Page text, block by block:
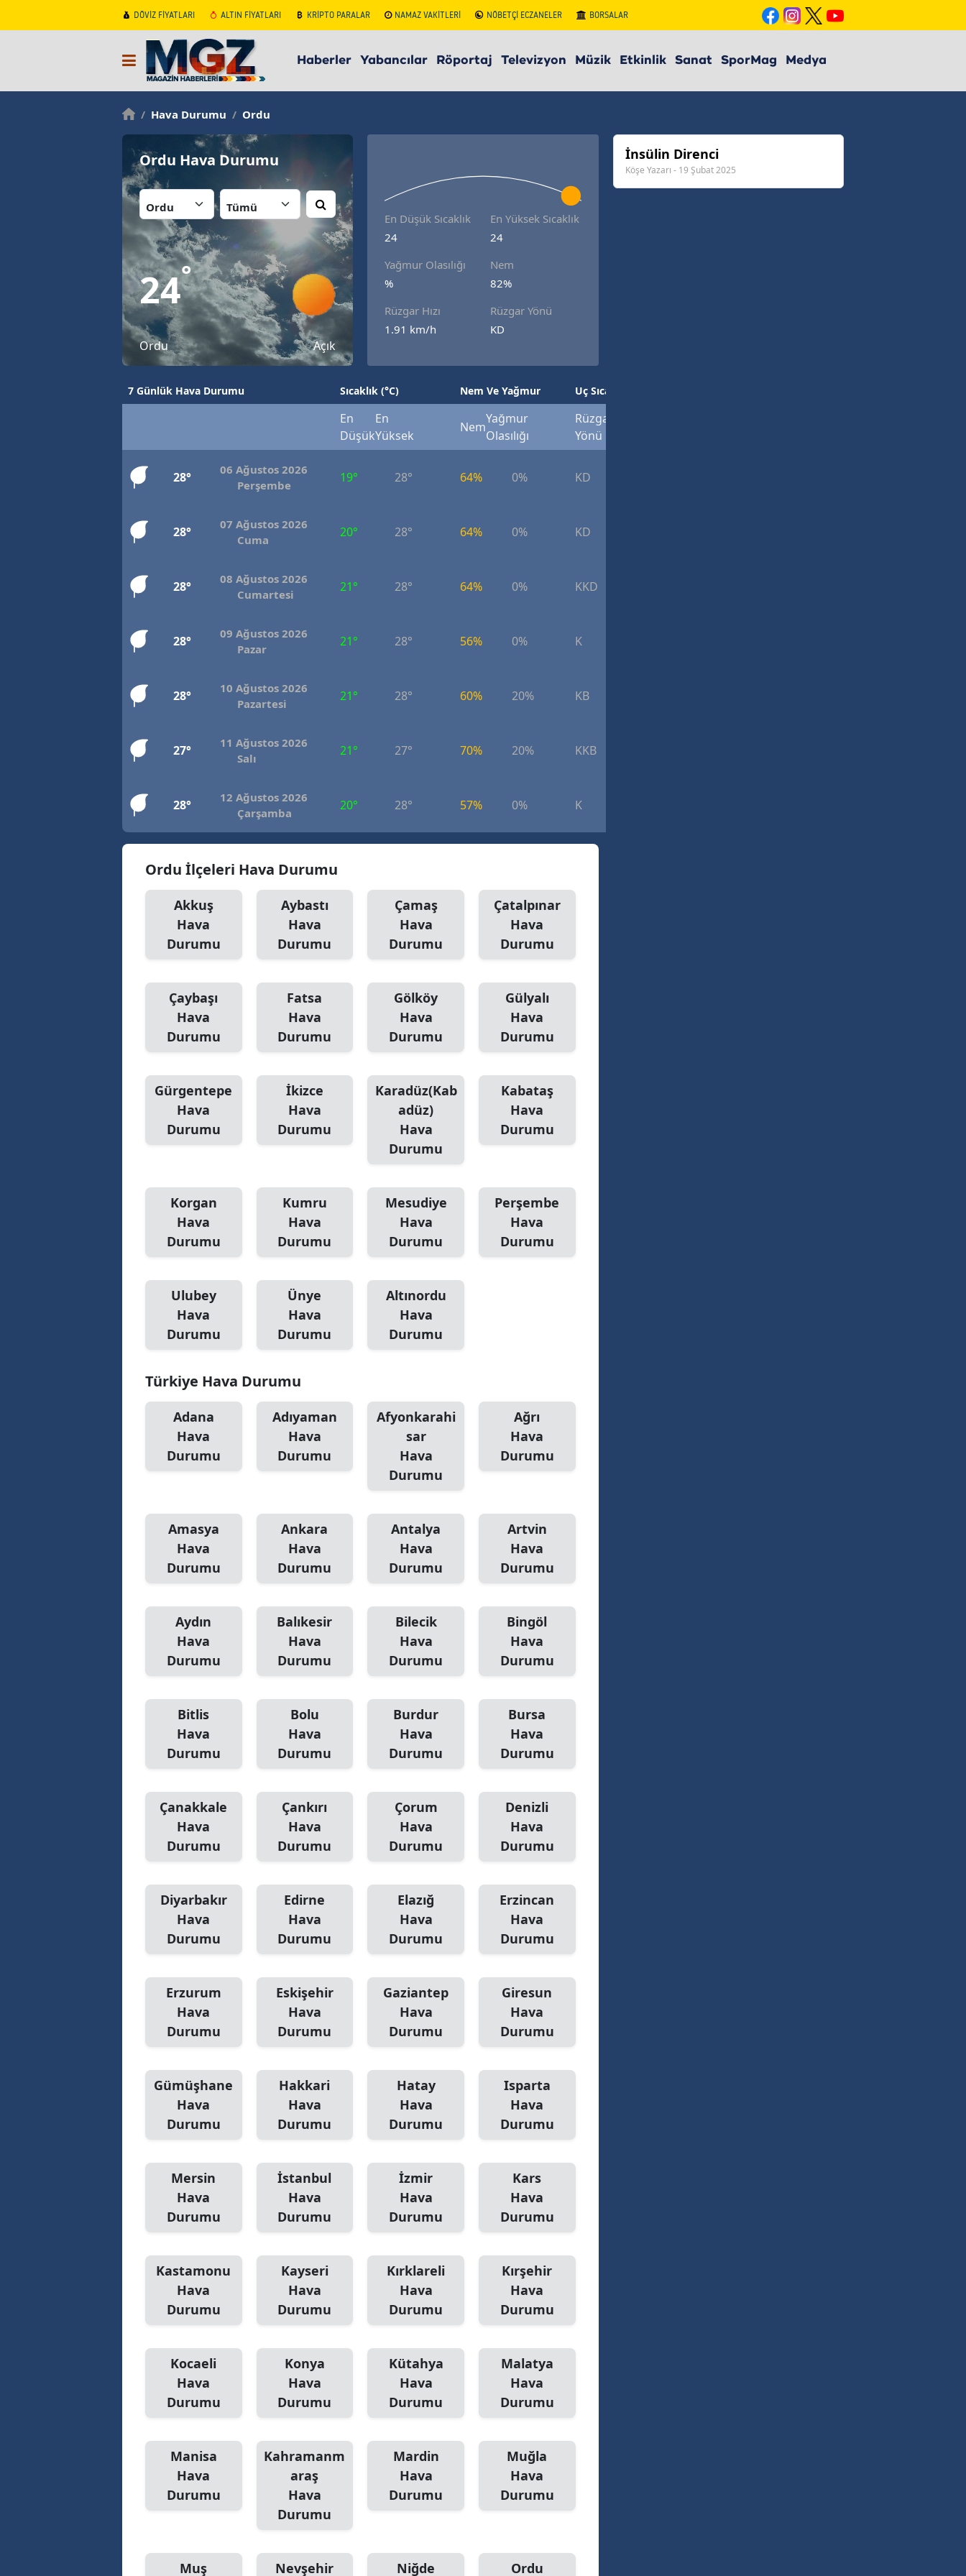
DÖVİZ FİYATLARI ALTIN FİYATLARI KRİPTO PARALAR NAMAZ VAKİTLERİ NÖBETÇİ ECZANELER BORSALAR
Haberler Yabancılar Röportaj Televizyon Müzik Etkinlik Sanat SporMag Medya
/ Hava Durumu / Ordu
Ordu Hava Durumu
24°
Ordu Açık
En Düşük Sıcaklık
24
En Yüksek Sıcaklık
24
Yağmur Olasılığı
%
Nem
82%
Rüzgar Hızı
1.91 km/h
Rüzgar Yönü
KD
7 Günlük Hava Durumu Sıcaklık (°C) Nem Ve Yağmur Uç Sıcaklık (°C)
En
Düşük
En
Yüksek
Nem
Yağmur
Olasılığı
Rüzgar
Yönü
28°
06 Ağustos 2026
Perşembe
19° 28° 64% 0% KD
28°
07 Ağustos 2026
Cuma
20° 28° 64% 0% KD
28°
08 Ağustos 2026
Cumartesi
21° 28° 64% 0% KKD
28°
09 Ağustos 2026
Pazar
21° 28° 56% 0% K
28°
10 Ağustos 2026
Pazartesi
21° 28° 60% 20% KB
27°
11 Ağustos 2026
Salı
21° 27° 70% 20% KKB
28°
12 Ağustos 2026
Çarşamba
20° 28° 57% 0% K
Ordu İlçeleri Hava Durumu
Akkuş
Hava
Durumu
Aybastı
Hava
Durumu
Çamaş
Hava
Durumu
Çatalpınar
Hava
Durumu
Çaybaşı
Hava
Durumu
Fatsa
Hava
Durumu
Gölköy
Hava
Durumu
Gülyalı
Hava
Durumu
Gürgentepe
Hava
Durumu
İkizce
Hava
Durumu
Karadüz(Kab
adüz)
Hava
Durumu
Kabataş
Hava
Durumu
Korgan
Hava
Durumu
Kumru
Hava
Durumu
Mesudiye
Hava
Durumu
Perşembe
Hava
Durumu
Ulubey
Hava
Durumu
Ünye
Hava
Durumu
Altınordu
Hava
Durumu
Türkiye Hava Durumu
Adana
Hava
Durumu
Adıyaman
Hava
Durumu
Afyonkarahi
sar
Hava
Durumu
Ağrı
Hava
Durumu
Amasya
Hava
Durumu
Ankara
Hava
Durumu
Antalya
Hava
Durumu
Artvin
Hava
Durumu
Aydın
Hava
Durumu
Balıkesir
Hava
Durumu
Bilecik
Hava
Durumu
Bingöl
Hava
Durumu
Bitlis
Hava
Durumu
Bolu
Hava
Durumu
Burdur
Hava
Durumu
Bursa
Hava
Durumu
Çanakkale
Hava
Durumu
Çankırı
Hava
Durumu
Çorum
Hava
Durumu
Denizli
Hava
Durumu
Diyarbakır
Hava
Durumu
Edirne
Hava
Durumu
Elazığ
Hava
Durumu
Erzincan
Hava
Durumu
Erzurum
Hava
Durumu
Eskişehir
Hava
Durumu
Gaziantep
Hava
Durumu
Giresun
Hava
Durumu
Gümüşhane
Hava
Durumu
Hakkari
Hava
Durumu
Hatay
Hava
Durumu
Isparta
Hava
Durumu
Mersin
Hava
Durumu
İstanbul
Hava
Durumu
İzmir
Hava
Durumu
Kars
Hava
Durumu
Kastamonu
Hava
Durumu
Kayseri
Hava
Durumu
Kırklareli
Hava
Durumu
Kırşehir
Hava
Durumu
Kocaeli
Hava
Durumu
Konya
Hava
Durumu
Kütahya
Hava
Durumu
Malatya
Hava
Durumu
Manisa
Hava
Durumu
Kahramanm
araş
Hava
Durumu
Mardin
Hava
Durumu
Muğla
Hava
Durumu
Muş Nevşehir Niğde Ordu
İnsülin Direnci
Köşe Yazarı - 19 Şubat 2025